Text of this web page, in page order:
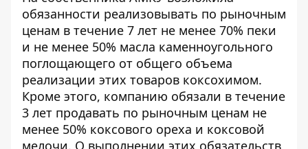
обязанности реализовывать по рыночным
ценам в течение 7 лет не менее 70% пеки
и не менее 50% масла каменноугольного
поглощающего от общего объема
реализации этих товаров коксохимом.
Кроме этого, компанию обязали в течение
3 лет продавать по рыночным ценам не
менее 50% коксового ореха и коксовой
мелочи. О выполнении этих обязательств